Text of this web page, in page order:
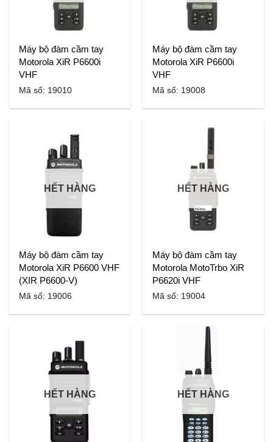
Máy bộ đàm cầm tay
Motorola XiR P6600i
VHF
Mã số: 19010
Máy bộ đàm cầm tay
Motorola XiR P6600i
VHF
Mã số: 19008
HẾT HÀNG
Máy bộ đàm cầm tay
Motorola XiR P6600 VHF
(XIR P6600-V)
Mã số: 19006
HẾT HÀNG
Máy bộ đàm cầm tay
Motorola MotoTrbo XiR
P6620i VHF
Mã số: 19004
HẾT HÀNG HẾT HÀNG